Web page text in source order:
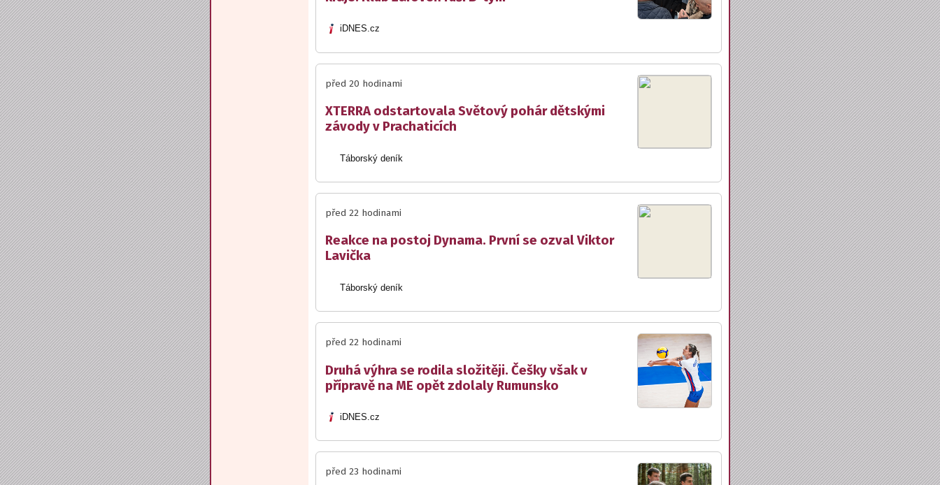
iDNES.cz
před 20 hodinami
XTERRA odstartovala Světový pohár dětskými
závody v Prachaticích
Táborský deník
před 22 hodinami
Reakce na postoj Dynama. První se ozval Viktor
Lavička
Táborský deník
před 22 hodinami
Druhá výhra se rodila složitěji. Češky však v
přípravě na ME opět zdolaly Rumunsko
iDNES.cz
před 23 hodinami